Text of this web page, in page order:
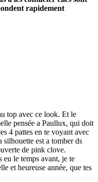
rapidement
top avec ce look. Et le
pensée a Paullux, qui doit
4 pattes en te voyant avec
silhouette est a tomber ds
de pink clove.
eu le temps avant, je te
et heureuse année, que tes